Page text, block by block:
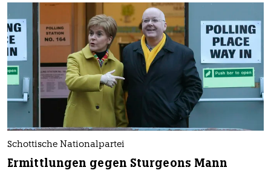
Schottische Nationalpartei
Ermittlungen gegen Sturgeons Mann